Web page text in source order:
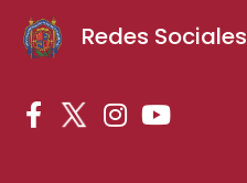
Redes Sociales